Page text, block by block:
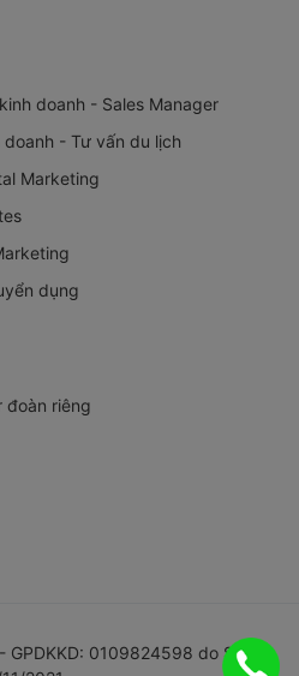
doanh - Sales Manager
- Tư vấn du lịch
Marketing
dụng
đoàn riêng
0109824598 do Sở